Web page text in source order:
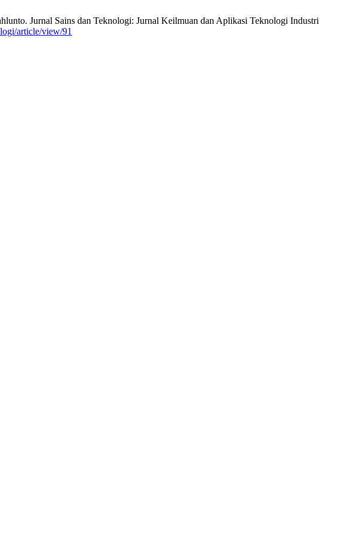
Jurnal Sains dan Teknologi: Jurnal Keilmuan dan Aplikasi Teknologi Industri
article/view/91